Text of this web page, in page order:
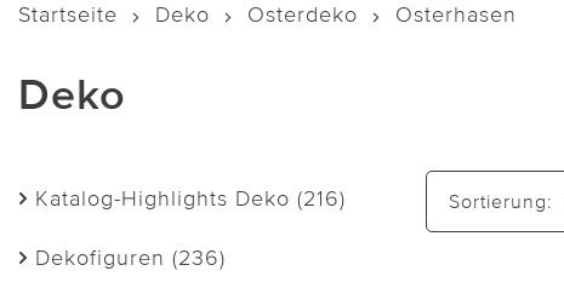
Startseite Deko Osterdeko Osterhasen
Deko
Katalog-Highlights Deko (216)
Dekofiguren (236)
Sortierung: